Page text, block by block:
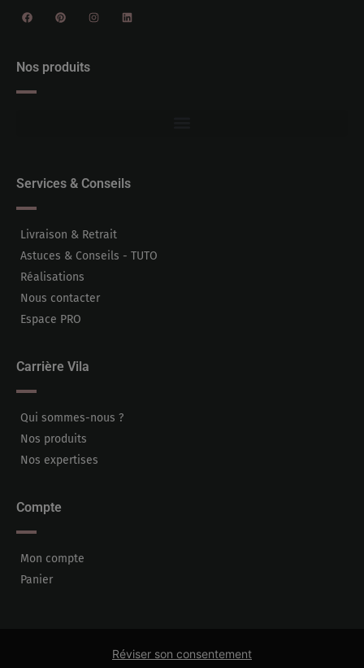
Nos produits
Services & Conseils
Livraison & Retrait
Astuces & Conseils - TUTO
Réalisations
Nous contacter
Espace PRO
Carrière Vila
Qui sommes-nous ?
Nos produits
Nos expertises
Compte
Mon compte
Panier
Réviser son consentement